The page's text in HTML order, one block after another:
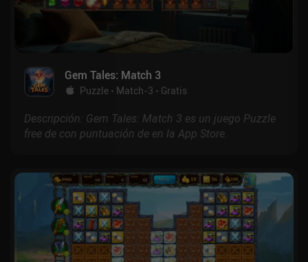
Gem Tales: Match 3
Puzzle Match-3 Gratis
Descripción: Gem Tales: Match 3 es un juego Puzzle
free de con puntuación de en la App Store.